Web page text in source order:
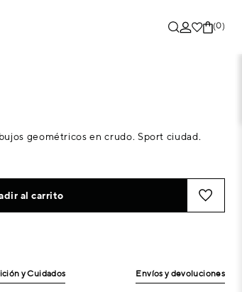
(0)
geométricos en crudo. Sport ciudad.
al carrito
y Cuidados Envíos y devoluciones